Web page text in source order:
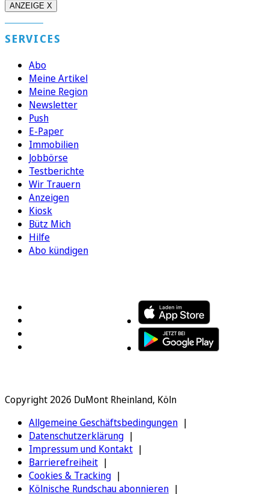
ANZEIGE X
SERVICES
Abo
Meine Artikel
Meine Region
Newsletter
Push
E-Paper
Immobilien
Jobbörse
Testberichte
Wir Trauern
Anzeigen
Kiosk
Bütz Mich
Hilfe
Abo kündigen
Copyright 2026 DuMont Rheinland, Köln
Allgemeine Geschäftsbedingungen
Datenschutzerklärung
Impressum und Kontakt
Barrierefreiheit
Cookies & Tracking
Kölnische Rundschau abonnieren